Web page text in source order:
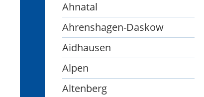
Ahnatal
Ahrenshagen-Daskow
Aidhausen
Alpen
Altenberg